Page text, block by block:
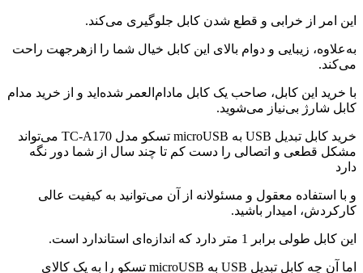
این امر از خرابی و قطع شدن کابل جلوگیری می‌کند.
به‌علاوه، زیبایی و دوام بالای این کابل خیال شما را ازهرجهت راحت
می‌کند.
با خرید این کابل، صاحب یک کابل مادام‌العمر شده‌اید و از خرید مدام
کابل شارژ بی‌نیاز می‌شوید.
خرید کابل تبدیل USB به microUSB تسکو مدل TC-A170 می‌تواند
مشکل قطعی و اتصالی را دست کم تا چند سال از شما دور نگه
دارد
و با استفاده معقول و مسئولانه از آن می‌توانید به کیفیت عالی
کارکردش، امیدار باشید.
این کابل طولی برابر 1 متر دارد که اندازه‌ای استاندارد است.
اما آن چه کابل تبدیل USB به microUSB تسکو را به یک کالای